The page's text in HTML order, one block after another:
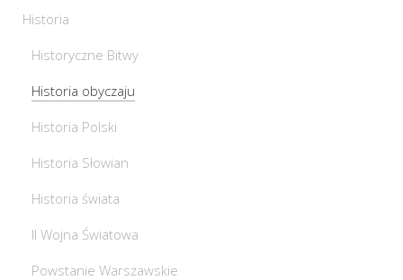
Historia
Historyczne Bitwy
Historia obyczaju
Historia Polski
Historia Słowian
Historia świata
II Wojna Światowa
Powstanie Warszawskie